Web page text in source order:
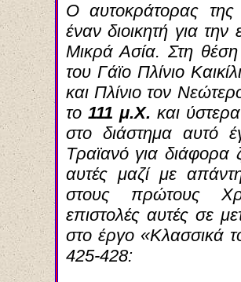
Ο αυτοκράτορας
έναν διοικητή για
Μικρά Ασία. Στη θέση
του Γάϊο Πλίνιο
και Πλίνιο τον
το 111 μ.Χ. και
στο διάστημα αυτό
Τραϊανό για διάφορα
αυτές μαζί με
στους πρώτους
επιστολές αυτές σε
στο έργο «Κλασσικά
425-428: